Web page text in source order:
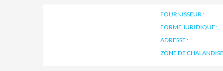
FOURNISSEUR :
FORME JURIDIQUE :
ADRESSE :
ZONE DE